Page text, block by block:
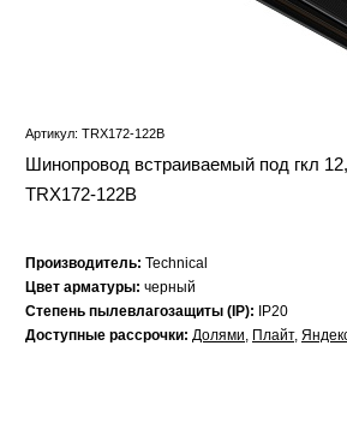
Артикул: TRX172-122B
Шинопровод встраиваемый под гкл
TRX172-122B
Производитель: Technical
Цвет арматуры: черный
Степень пылевлагозащиты (IP):
IP20
Доступные рассрочки: Долями, Плайт,